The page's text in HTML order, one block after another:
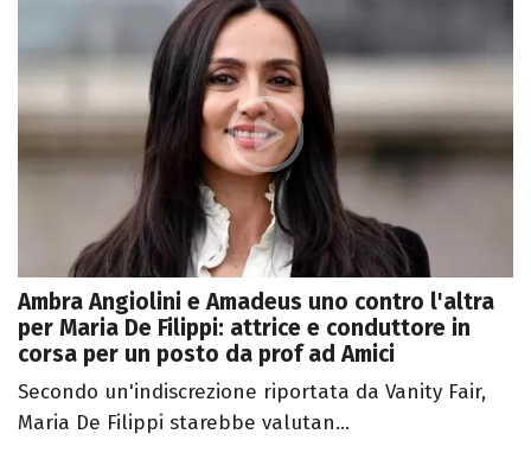
Ambra Angiolini e Amadeus uno contro l'altra
per Maria De Filippi: attrice e conduttore in
corsa per un posto da prof ad Amici
Secondo un'indiscrezione riportata da Vanity Fair,
Maria De Filippi starebbe valutan...